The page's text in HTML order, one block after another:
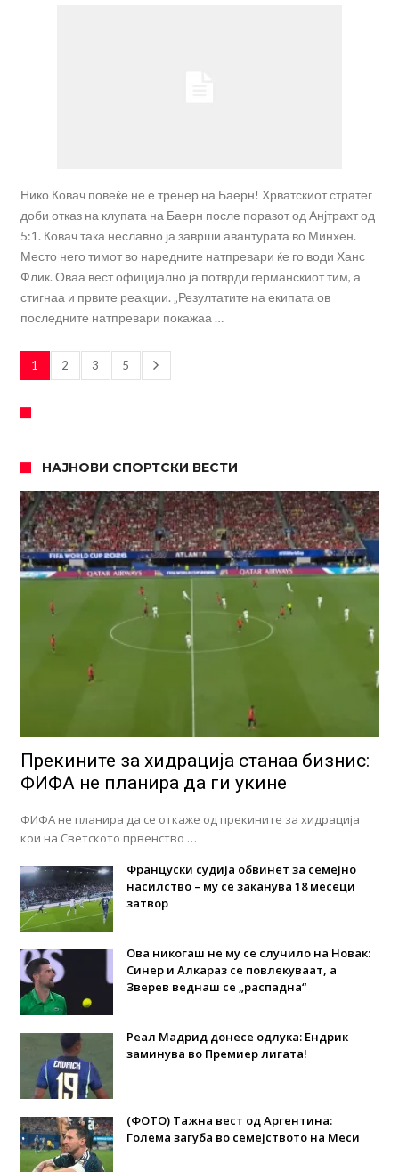
Нико Ковач повеќе не е тренер на Баерн! Хрватскиот стратег
доби отказ на клупата на Баерн после поразот од Анјтрахт од
5:1. Ковач така неславно ја заврши авантурата во Минхен.
Место него тимот во наредните натпревари ќе го води Ханс
Флик. Оваа вест официјално ја потврди германскиот тим, а
стигнаа и првите реакции. „Резултатите на екипата ов
последните натпревари покажаа …
1 2 3 5
НАЈНОВИ СПОРТСКИ ВЕСТИ
Прекините за хидрација станаа бизнис:
ФИФА не планира да ги укине
ФИФА не планира да се откаже од прекините за хидрација
кои на Светското првенство …
Француски судија обвинет за семејно
насилство – му се заканува 18 месеци
затвор
Ова никогаш не му се случило на Новак:
Синер и Алкараз се повлекуваат, а
Зверев веднаш се „распадна“
Реал Мадрид донесе одлука: Eндрик
заминува во Премиер лигата!
(ФОТО) Тажна вест од Аргентина:
Голема загуба во семејството на Меси